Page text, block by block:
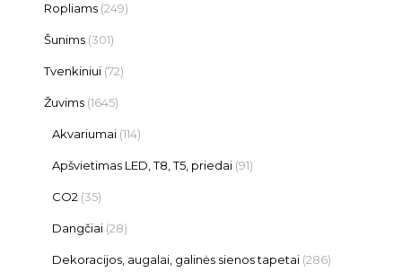
Ropliams (249)
Šunims (301)
Tvenkiniui (72)
Žuvims (1645)
Akvariumai (114)
Apšvietimas LED, T8, T5, priedai (91)
CO2 (35)
Dangčiai (28)
Dekoracijos, augalai, galinės sienos tapetai (286)